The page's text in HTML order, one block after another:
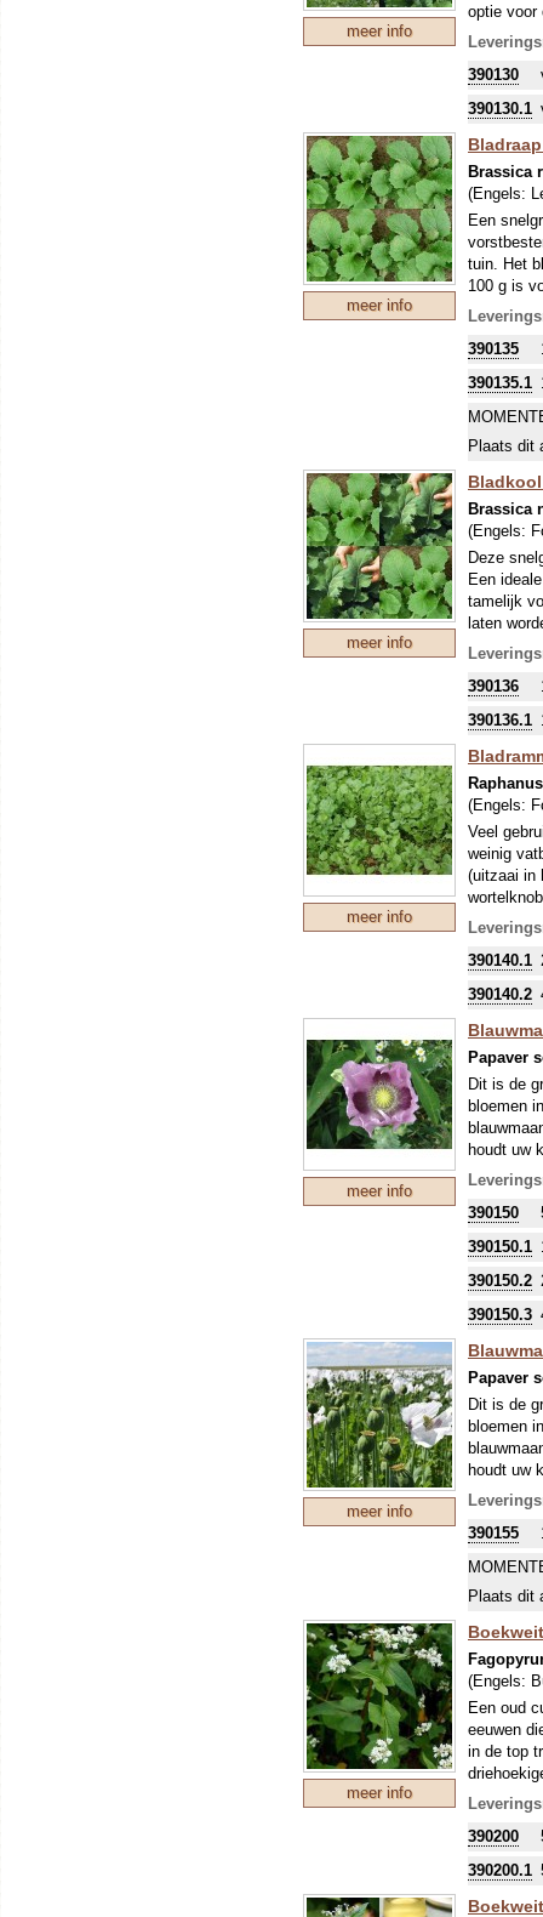
meer info
optie voor
100 g is
zo'n
levert
390130
390130.1
meer info
Brassica
(Engels:
Een
tuin. Het
100 g is
Om uw
levert
390135
390135.1
Plaats dit
meer info
Brassica
(Engels:
Deze
Een
tamelijk
laten
kleine tuin.
Info voor
Nitrafix is
voldoet
Nitrafix
quotiënt.
100 g is
Om uw
levert
390136
390136.1
meer info
(Engels:
Veel
weinig
(uitzaai in
teelt van
zo'n
sommige
390140.1
390140.2
meer info
Papaver
Dit is de
bloemen
houdt uw
cm.
390150
390150.1
390150.2
390150.3
meer info
Papaver
Dit is de
bloemen
houdt uw
Het
deze
390155
Plaats dit
meer info
(Engels:
Een oud
eeuwen
in de top
ze in elk
390200
390200.1